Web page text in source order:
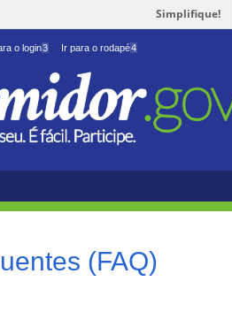
Simplifique!
o login3 Ir para o rodapé4
(FAQ)